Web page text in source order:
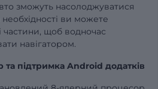
зможуть насолоджуватися
ви можете
частини, щоб водночас
навігатором.
підтримка Android додатків